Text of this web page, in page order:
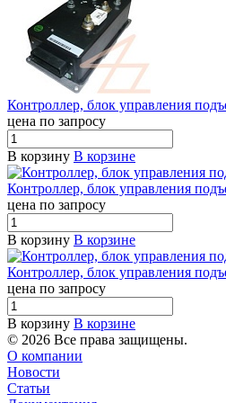
Контроллер, блок управления
цена по запросу
В корзину В корзине
Контроллер, блок управления
цена по запросу
В корзину В корзине
Контроллер, блок управления
цена по запросу
В корзину В корзине
© 2026 Все права защищены.
О компании
Новости
Статьи